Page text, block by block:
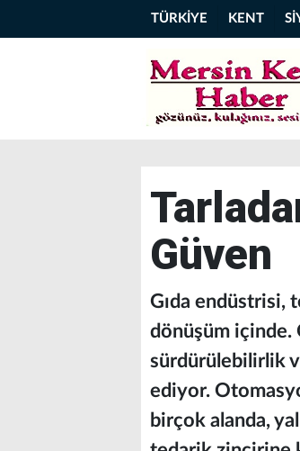
TÜRKİYE KENT
Güven
Gıda endüstrisi,
dönüşüm içinde.
sürdürülebilirlik
ediyor.
birçok alanda,